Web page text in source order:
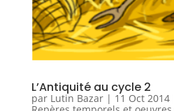
L’Antiquité au cycle 2
par Lutin Bazar| 11 Oct 2014